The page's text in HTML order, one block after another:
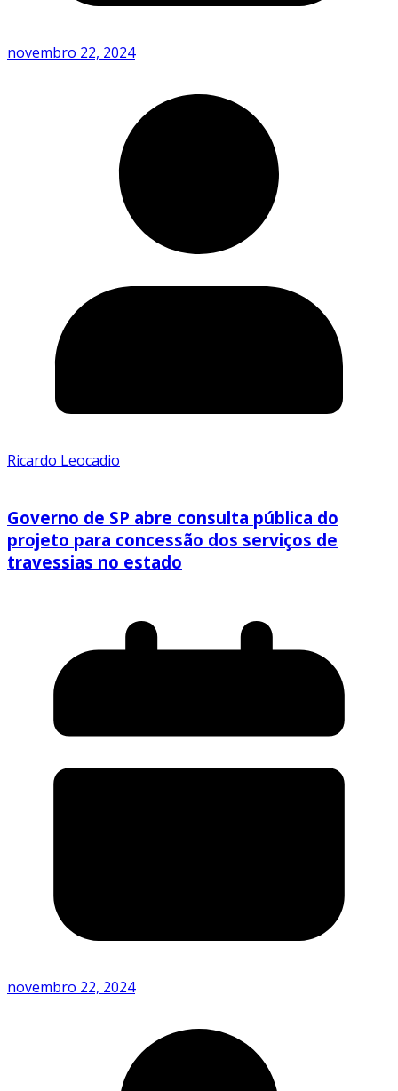
novembro 22, 2024
Ricardo Leocadio
Governo de SP abre consulta pública do
projeto para concessão dos serviços de
travessias no estado
novembro 22, 2024